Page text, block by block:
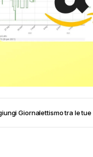
Giornalettismo tra le